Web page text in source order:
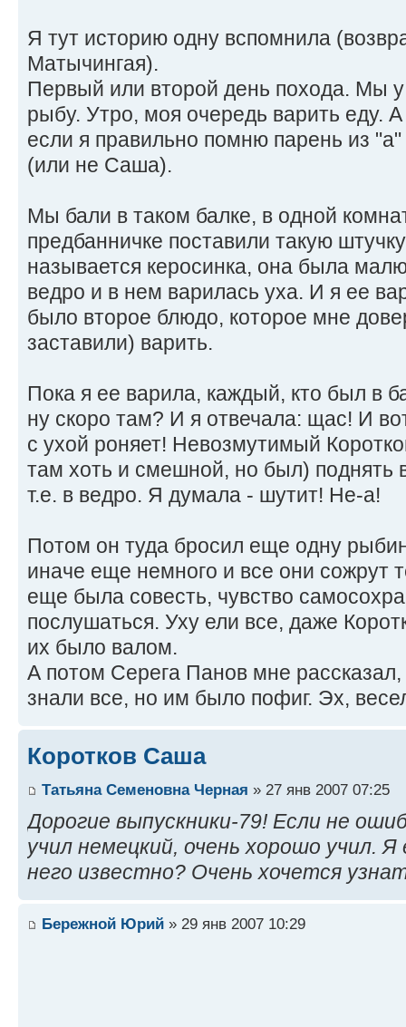
Я тут историю одну вспомнила
Матычингая).
Первый или второй день похода. Мы
рыбу. Утро, моя очередь варить еду.
если я правильно помню парень из
(или не Саша).
Мы бали в таком балке, в одной
предбанничке поставили такую
называется керосинка, она была
ведро и в нем варилась уха. И я ее
было второе блюдо, которое мне
заставили) варить.
Пока я ее варила, каждый, кто был в
ну скоро там? И я отвечала: щас! И
с ухой роняет! Невозмутимый
там хоть и смешной, но был) поднять
т.е. в ведро. Я думала - шутит! Не-а!
Потом он туда бросил еще одну
иначе еще немного и все они сожрут
еще была совесть, чувство
послушаться. Уху ели все, даже
их было валом.
А потом Серега Панов мне рассказал,
знали все, но им было пофиг. Эх,
Коротков Саша
Татьяна Семеновна Черная » 27 янв 2007 07:25
Дорогие выпускники-79! Если не
учил немецкий, очень хорошо учил.
него известно? Очень хочется
Бережной Юрий » 29 янв 2007 10:29